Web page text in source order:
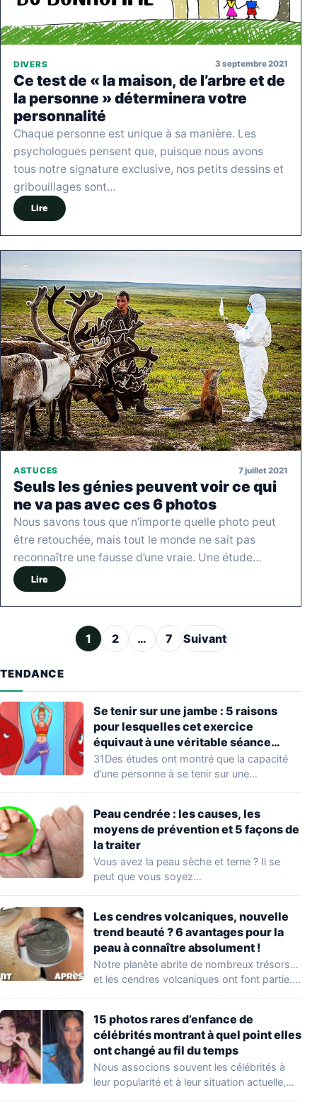
DIVERS 3 septembre 2021
Ce test de « la maison, de l’arbre et de
la personne » déterminera votre
personnalité
Chaque personne est unique à sa manière. Les
psychologues pensent que, puisque nous avons
tous notre signature exclusive, nos petits dessins et
gribouillages sont…
Lire
ASTUCES 7 juillet 2021
Seuls les génies peuvent voir ce qui
ne va pas avec ces 6 photos
Nous savons tous que n’importe quelle photo peut
être retouchée, mais tout le monde ne sait pas
reconnaître une fausse d’une vraie. Une étude…
Lire
Pagination des publications
1 2 … 7 Suivant
TENDANCE
Se tenir sur une jambe : 5 raisons
pour lesquelles cet exercice
équivaut à une véritable séance
d’entraînement
31Des études ont montré que la capacité
d’une personne à se tenir sur une…
Peau cendrée : les causes, les
moyens de prévention et 5 façons de
la traiter
Vous avez la peau sèche et terne ? Il se
peut que vous soyez…
Les cendres volcaniques, nouvelle
trend beauté ? 6 avantages pour la
peau à connaître absolument !
Notre planète abrite de nombreux trésors…
et les cendres volcaniques ont font partie.
15 photos rares d’enfance de
célébrités montrant à quel point elles
ont changé au fil du temps
Nous associons souvent les célébrités à
leur popularité et à leur situation actuelle,